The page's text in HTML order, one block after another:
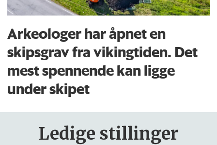
Arkeologer har åpnet en
skipsgrav fra vikingtiden. Det
mest spennende kan ligge
under skipet
Ledige stillinger